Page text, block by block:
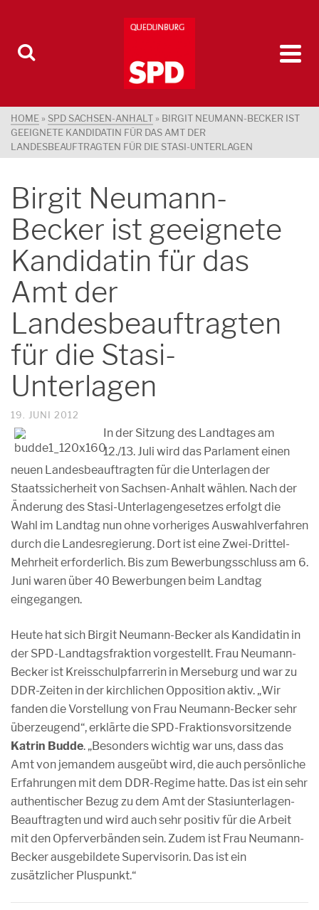
HOME » SPD SACHSEN-ANHALT » BIRGIT NEUMANN-BECKER IST
GEEIGNETE KANDIDATIN FÜR DAS AMT DER
LANDESBEAUFTRAGTEN FÜR DIE STASI-UNTERLAGEN
Birgit Neumann-
Becker ist geeignete
Kandidatin für das
Amt der
Landesbeauftragten
für die Stasi-
Unterlagen
19. JUNI 2012
In der Sitzung des Landtages am
12./13. Juli wird das Parlament einen
neuen Landesbeauftragten für die Unterlagen der
Staatssicherheit von Sachsen-Anhalt wählen. Nach der
Änderung des Stasi-Unterlagengesetzes erfolgt die
Wahl im Landtag nun ohne vorheriges Auswahlverfahren
durch die Landesregierung. Dort ist eine Zwei-Drittel-
Mehrheit erforderlich. Bis zum Bewerbungsschluss am 6.
Juni waren über 40 Bewerbungen beim Landtag
eingegangen.
Heute hat sich Birgit Neumann-Becker als Kandidatin in
der SPD-Landtagsfraktion vorgestellt. Frau Neumann-
Becker ist Kreisschulpfarrerin in Merseburg und war zu
DDR-Zeiten in der kirchlichen Opposition aktiv. „Wir
fanden die Vorstellung von Frau Neumann-Becker sehr
überzeugend“, erklärte die SPD-Fraktionsvorsitzende
Katrin Budde. „Besonders wichtig war uns, dass das
Amt von jemandem ausgeübt wird, die auch persönliche
Erfahrungen mit dem DDR-Regime hatte. Das ist ein sehr
authentischer Bezug zu dem Amt der Stasiunterlagen-
Beauftragten und wird auch sehr positiv für die Arbeit
mit den Opferverbänden sein. Zudem ist Frau Neumann-
Becker ausgebildete Supervisorin. Das ist ein
zusätzlicher Pluspunkt.“